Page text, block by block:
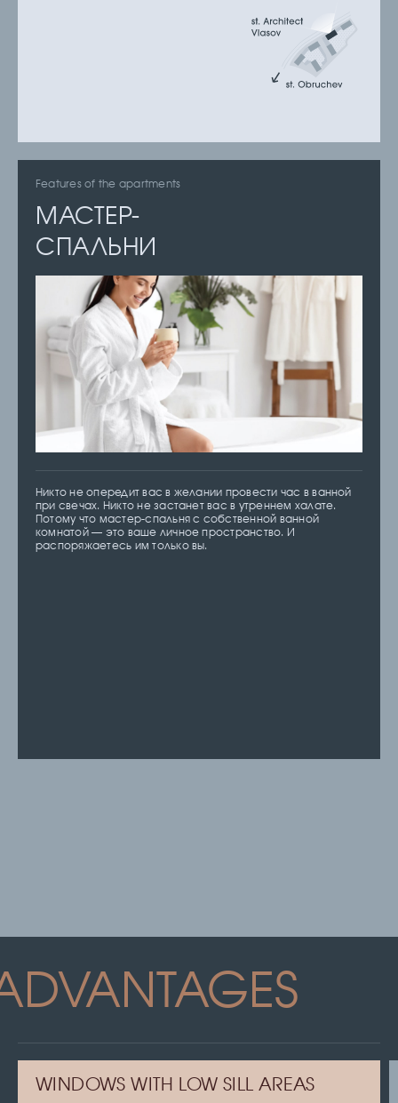
Features of the apartments
МАСТЕР-
СПАЛЬНИ
Никто не опередит вас в желании провести час в ванной
при свечах. Никто не застанет вас в утреннем халате.
Потому что мастер-спальня с собственной ванной
комнатой — это ваше личное пространство. И
распоряжаетесь им только вы.
WINDOWS WITH LOW SILL AREAS